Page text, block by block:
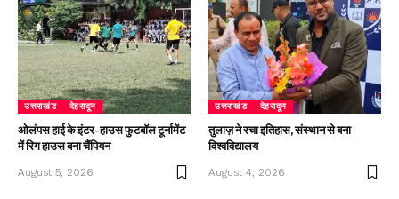
उत्तराखंड देहरादून
ओलंपस हाई के इंटर-हाउस फुटबॉल टूर्नामेंट
में रिग हाउस बना चैंपियन
August 5, 2026
उत्तराखंड देहरादून
तुलाज़ ने रचा इतिहास, संस्थान से बना
विश्वविद्यालय
August 4, 2026